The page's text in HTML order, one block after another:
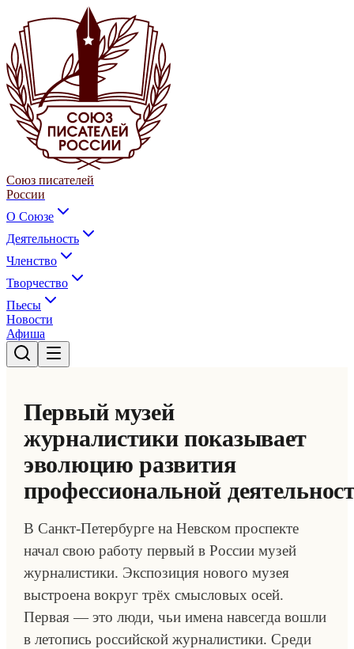
Союз писателей
России
О Союзе
Деятельность
Членство
Творчество
Пьесы
Новости
Афиша
Первый музей
журналистики показывает
эволюцию развития
профессиональной
В Санкт-Петербурге на Невском проспекте
начал свою работу первый в России музей
журналистики. Экспозиция нового музея
выстроена вокруг трёх смысловых осей.
Первая — это люди, чьи имена навсегда вошли
в летопись российской журналистики. Среди